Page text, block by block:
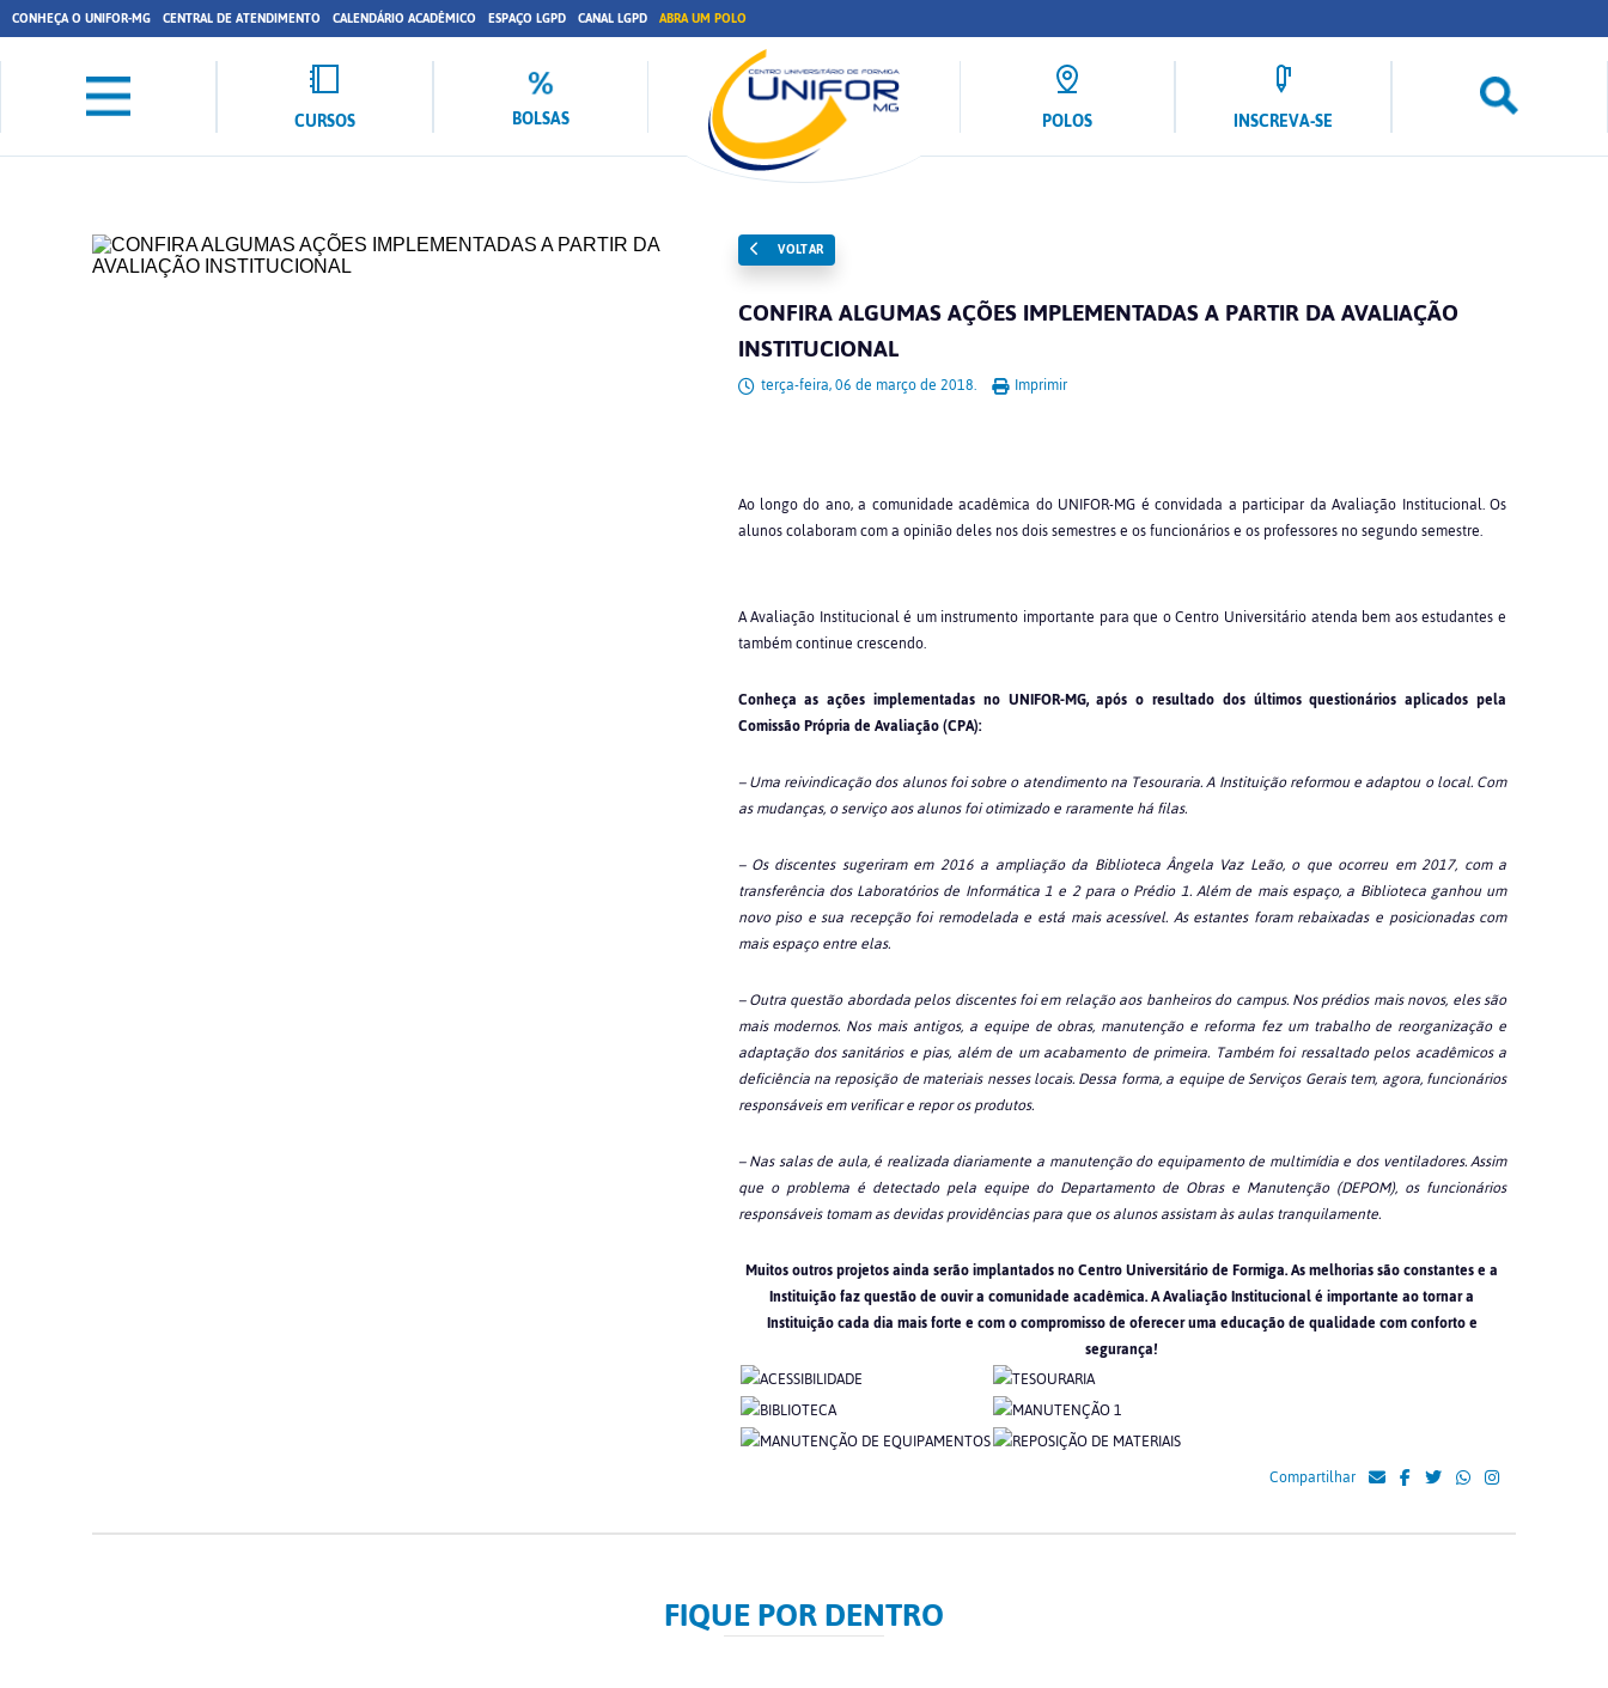
CONHEÇA O UNIFOR-MG CENTRAL DE ATENDIMENTO CALENDÁRIO ACADÊMICO ESPAÇO LGPD CANAL LGPD ABRA UM POLO
CURSOS BOLSAS POLOS INSCREVA-SE
VOLTAR
CONFIRA ALGUMAS AÇÕES IMPLEMENTADAS A PARTIR DA AVALIAÇÃO
INSTITUCIONAL
terça-feira, 06 de março de 2018. Imprimir
Ao longo do ano, a comunidade acadêmica do UNIFOR-MG é convidada a participar da Avaliação Institucional. Os
alunos colaboram com a opinião deles nos dois semestres e os funcionários e os professores no segundo semestre.
A Avaliação Institucional é um instrumento importante para que o Centro Universitário atenda bem aos estudantes e
também continue crescendo.
Conheça as ações implementadas no UNIFOR-MG, após o resultado dos últimos questionários aplicados pela
Comissão Própria de Avaliação (CPA):
– Uma reivindicação dos alunos foi sobre o atendimento na Tesouraria. A Instituição reformou e adaptou o local. Com
as mudanças, o serviço aos alunos foi otimizado e raramente há filas.
– Os discentes sugeriram em 2016 a ampliação da Biblioteca Ângela Vaz Leão, o que ocorreu em 2017, com a
transferência dos Laboratórios de Informática 1 e 2 para o Prédio 1. Além de mais espaço, a Biblioteca ganhou um
novo piso e sua recepção foi remodelada e está mais acessível. As estantes foram rebaixadas e posicionadas com
mais espaço entre elas.
– Outra questão abordada pelos discentes foi em relação aos banheiros do campus. Nos prédios mais novos, eles são
mais modernos. Nos mais antigos, a equipe de obras, manutenção e reforma fez um trabalho de reorganização e
adaptação dos sanitários e pias, além de um acabamento de primeira. Também foi ressaltado pelos acadêmicos a
deficiência na reposição de materiais nesses locais. Dessa forma, a equipe de Serviços Gerais tem, agora, funcionários
responsáveis em verificar e repor os produtos.
– Nas salas de aula, é realizada diariamente a manutenção do equipamento de multimídia e dos ventiladores. Assim
que o problema é detectado pela equipe do Departamento de Obras e Manutenção (DEPOM), os funcionários
responsáveis tomam as devidas providências para que os alunos assistam às aulas tranquilamente.
Muitos outros projetos ainda serão implantados no Centro Universitário de Formiga. As melhorias são constantes e a
Instituição faz questão de ouvir a comunidade acadêmica. A Avaliação Institucional é importante ao tornar a
Instituição cada dia mais forte e com o compromisso de oferecer uma educação de qualidade com conforto e
segurança!
Compartilhar
FIQUE POR DENTRO